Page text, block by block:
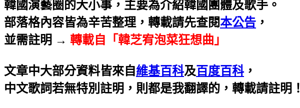
韓國演藝圈的大小事，主要為介紹韓國團體及歌手。
部落格內容皆為辛苦整理，轉載請先查閱本公告 ，
並需註明 → 轉載自「韓芝宥泡菜狂想曲」
文章中大部分資料皆來自 維基百科及百度百科，
中文歌詞若無特別註明，則都是我翻譯的，轉載請註明！